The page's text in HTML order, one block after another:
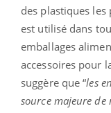
des plastiques les
est utilisé dans
emballages
accessoires pour
suggère que “les
source majeure